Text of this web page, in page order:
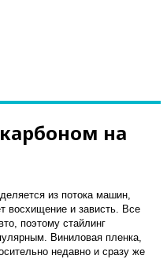
на
из потока машин,
восхищение и зависть. Все
поэтому стайлинг
Виниловая пленка,
недавно и сразу же